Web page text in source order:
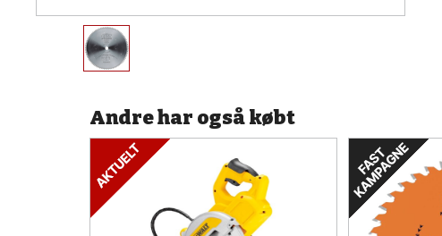
Andre har også købt